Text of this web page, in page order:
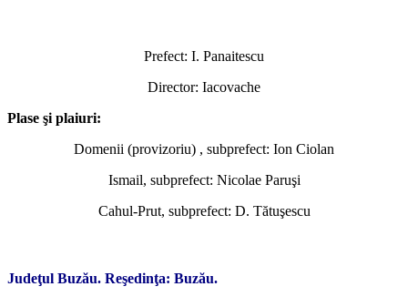
Prefect: I. Panaitescu
Director: Iacovache
Plase şi plaiuri:
Domenii (provizoriu) , subprefect: Ion Ciolan
Ismail, subprefect: Nicolae Paruşi
Cahul-Prut, subprefect: D. Tătuşescu
Judeţul Buzău. Reşedinţa: Buzău.